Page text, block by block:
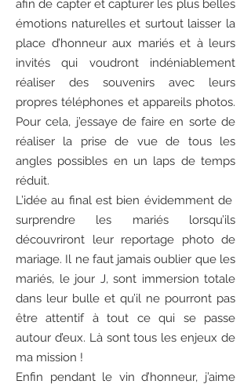
afin de capter et capturer les plus belles
émotions naturelles et surtout laisser la
place d’honneur aux mariés et à leurs
invités qui voudront indéniablement
réaliser des souvenirs avec leurs
propres téléphones et appareils photos.
Pour cela, j’essaye de faire en sorte de
réaliser la prise de vue de tous les
angles possibles en un laps de temps
réduit.
L’idée au final est bien évidemment de
surprendre les mariés lorsqu’ils
découvriront leur reportage photo de
mariage. Il ne faut jamais oublier que les
mariés, le jour J, sont immersion totale
dans leur bulle et qu’il ne pourront pas
être attentif à tout ce qui se passe
autour d’eux. Là sont tous les enjeux de
ma mission !
Enfin pendant le vin d’honneur, j’aime